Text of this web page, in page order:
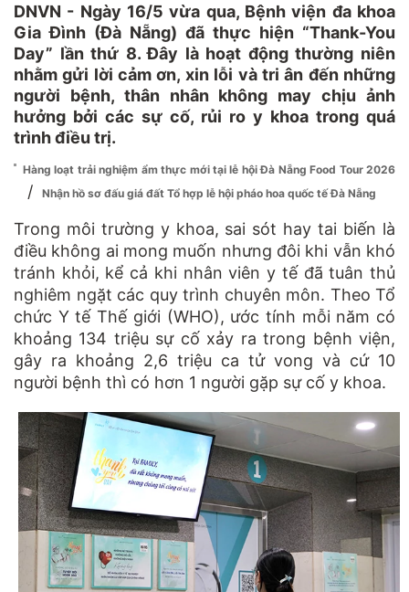
DNVN - Ngày 16/5 vừa qua, Bệnh viện đa khoa
Gia Đình (Đà Nẵng) đã thực hiện “Thank-You
Day” lần thứ 8. Đây là hoạt động thường niên
nhằm gửi lời cảm ơn, xin lỗi và tri ân đến những
người bệnh, thân nhân không may chịu ảnh
hưởng bởi các sự cố, rủi ro y khoa trong quá
trình điều trị.
Hàng loạt trải nghiệm ẩm thực mới tại lễ hội Đà Nẵng Food Tour 2026
/ Nhận hồ sơ đấu giá đất Tổ hợp lễ hội pháo hoa quốc tế Đà Nẵng
Trong môi trường y khoa, sai sót hay tai biến là
điều không ai mong muốn nhưng đôi khi vẫn khó
tránh khỏi, kể cả khi nhân viên y tế đã tuân thủ
nghiêm ngặt các quy trình chuyên môn. Theo Tổ
chức Y tế Thế giới (WHO), ước tính mỗi năm có
khoảng 134 triệu sự cố xảy ra trong bệnh viện,
gây ra khoảng 2,6 triệu ca tử vong và cứ 10
người bệnh thì có hơn 1 người gặp sự cố y khoa.